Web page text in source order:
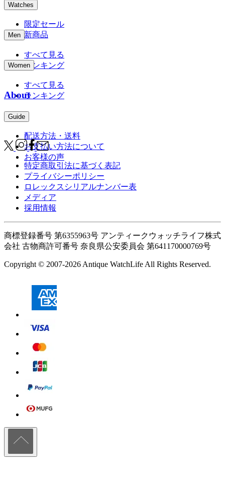
Watches
限定セール
新商品
Men
すべて見る
ランキング
Women
すべて見る
ランキング
About
Guide
配送方法・送料
お支払い方法について
お客様の声
特定商取引法に基づく表記
プライバシーポリシー
ロレックスシリアルナンバー表
メディア
採用情報
商標登録番号 第6355963号 アンティークウォッチライフ株式
会社 古物商許可番号 奈良県公安委員会 第641170000769号
Copyright © 2007-2026 Antique WatchLife All Rights Reserved.